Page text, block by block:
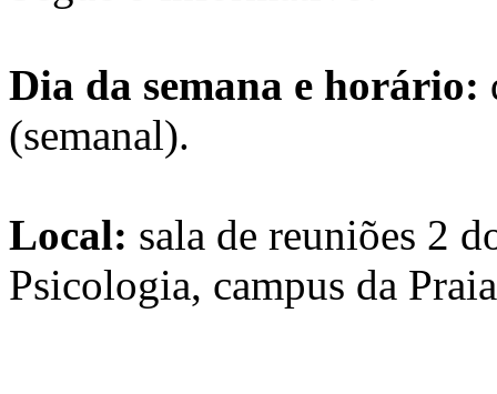
Dia da semana e horário:
(semanal).
Local: sala de reuniões 2
Psicologia, campus da